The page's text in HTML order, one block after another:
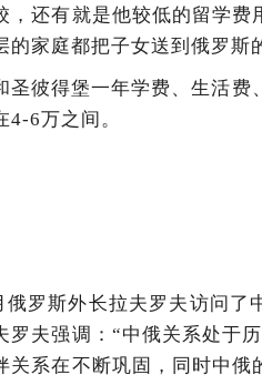
，还有就是他较低的留学费
的家庭都把子女送到俄罗斯
圣彼得堡一年学费、生活
4-6万之间。
俄罗斯外长拉夫罗夫访问了
罗夫强调：“中俄关系处于
关系在不断巩固，同时中俄